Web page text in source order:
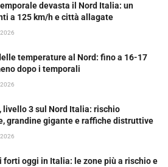
devasta il Nord Italia: un
a 125 km/h e città allagate
2026
temperature al Nord: fino a 16-17
dopo i temporali
2026
livello 3 sul Nord Italia: rischio
grandine gigante e raffiche distruttive
2026
forti oggi in Italia: le zone più a rischio e